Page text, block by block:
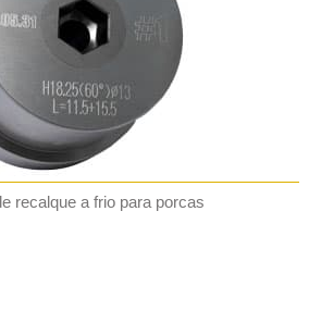
recalque a frio para porcas